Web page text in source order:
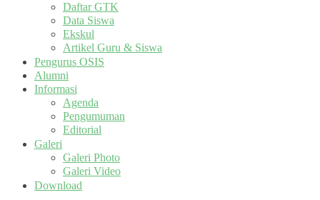
Daftar GTK
Data Siswa
Ekskul
Artikel Guru & Siswa
Pengurus OSIS
Alumni
Informasi
Agenda
Pengumuman
Editorial
Galeri
Galeri Photo
Galeri Video
Download